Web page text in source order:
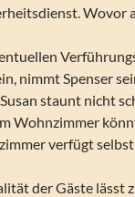
Wovor
nimmt Spenser
staunt nicht
Wohnzimmer
verfügt
der Gäste lässt